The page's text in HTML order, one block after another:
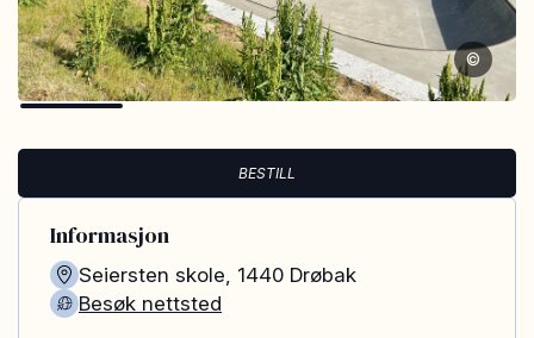
©
BESTILL
Informasjon
Seiersten skole, 1440 Drøbak
Besøk nettsted